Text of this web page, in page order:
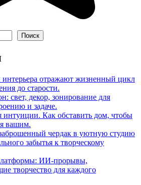
Поиск
интерьера отражают жизненный цикл
до старости.
свет, декор, зонирование для
и задаче.
интуиции. Как обставить дом, чтобы
вашим.
чердак в уютную студию
забытья к творческому
ИИ-прорывы,
творчество для каждого